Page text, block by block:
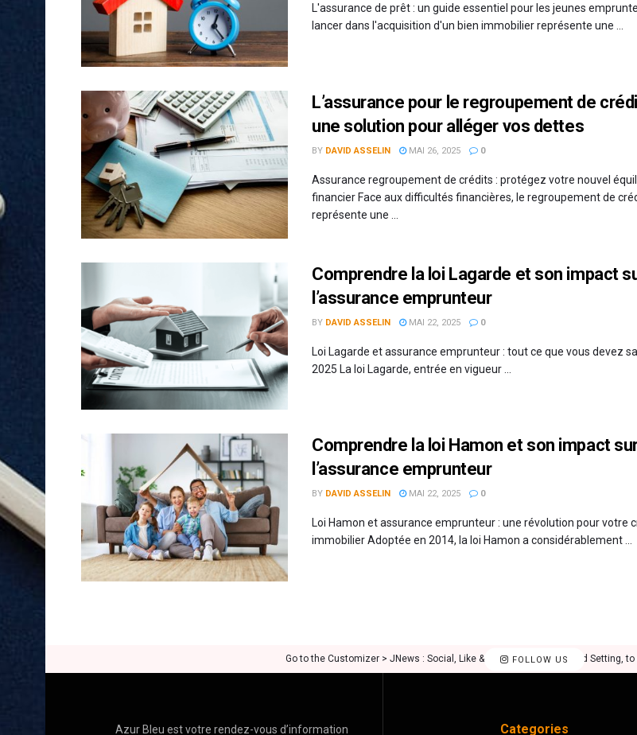
L'assurance de prêt : un guide essentiel pour les jeunes
lancer dans l'acquisition d'un bien immobilier représente une ...
L’assurance pour le regroupement de
une solution pour alléger vos dettes
BY DAVID ASSELIN MAI 26, 2025 0
Assurance regroupement de crédits : protégez votre nouvel
financier Face aux difficultés financières, le regroupement de
représente une ...
Comprendre la loi Lagarde et son impact
l’assurance emprunteur
BY DAVID ASSELIN MAI 22, 2025 0
Loi Lagarde et assurance emprunteur : tout ce que vous devez
2025 La loi Lagarde, entrée en vigueur ...
Comprendre la loi Hamon et son impact
l’assurance emprunteur
BY DAVID ASSELIN MAI 22, 2025 0
Loi Hamon et assurance emprunteur : une révolution pour votre
immobilier Adoptée en 2014, la loi Hamon a considérablement ...
FOLLOW US
Go to the Customizer > JNews : Social, Like & View > Instagram Feed Setting,
Azur Bleu est votre rendez-vous d’information Categories